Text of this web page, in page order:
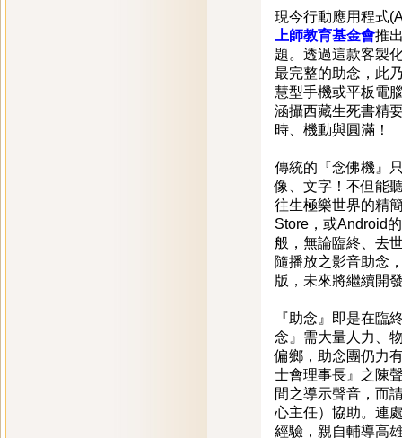
現今行動應用程式
上師教育基金會推
題。透過這款客製
最完整的助念，此
慧型手機或平板電
涵攝西藏生死書精
時、機動與圓滿！
傳統的『念佛機』
像、文字！不但能
往生極樂世界的精
Store，或Android
般，無論臨終、去
隨播放之影音助念
版，未來將繼續開
『助念』即是在臨
念』需大量人力、
偏鄉，助念團仍力
士會理事長』之陳
間之導示聲音，而
心主任）協助。連
經驗，親自輔導高